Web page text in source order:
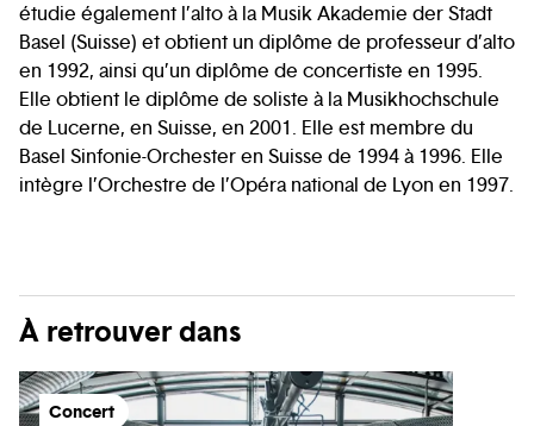
étudie également l’alto à la Musik Akademie der Stadt
Basel (Suisse) et obtient un diplôme de professeur d’alto
en 1992, ainsi qu’un diplôme de concertiste en 1995.
Elle obtient le diplôme de soliste à la Musikhochschule
de Lucerne, en Suisse, en 2001. Elle est membre du
Basel Sinfonie-Orchester en Suisse de 1994 à 1996. Elle
intègre l’Orchestre de l’Opéra national de Lyon en 1997.
À retrouver dans
Concert